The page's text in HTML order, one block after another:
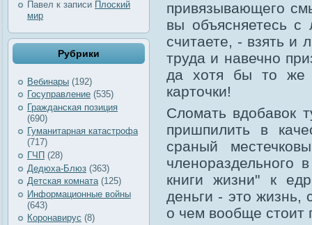
Павел к записи Плоский
мир
Рубрики
Вебинары (192)
Госуправление (535)
Гражданская позиция
(690)
Гуманитарная катастрофа
(717)
ГЧП (28)
Дедюха-Блюз (363)
Детская комната(125)
Информационные войны
(643)
Коронавирус (8)
привязывающего
вы объясняетесь
считаете, - взять и
труда и навечно
да хотя бы то же
карточки!
Сломать вдобавок
пришпилить в
сраный
членораздельного
книги жизни" к
деньги - это жизнь,
о чем вообще стоит